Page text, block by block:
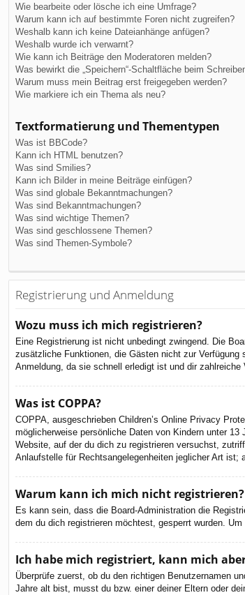
Wie bearbeite oder lösche ich eine Umfrage?
Warum kann ich auf bestimmte Foren nicht zugreifen?
Weshalb kann ich keine Dateianhänge anfügen?
Weshalb wurde ich verwarnt?
Wie kann ich Beiträge den Moderatoren melden?
Was bewirkt die „Speichern“-Schaltfläche beim
Warum muss mein Beitrag erst freigegeben werden?
Wie markiere ich ein Thema als neu?
Textformatierung und Thementypen
Was ist BBCode?
Kann ich HTML benutzen?
Was sind Smilies?
Kann ich Bilder in meine Beiträge einfügen?
Was sind globale Bekanntmachungen?
Was sind Bekanntmachungen?
Was sind wichtige Themen?
Was sind geschlossene Themen?
Was sind Themen-Symbole?
Registrierung und Anmeldung
Wozu muss ich mich registrieren?
Eine Registrierung ist nicht unbedingt zwingend. Die
zusätzliche Funktionen, die Gästen nicht zur Verfügung
Anmeldung, da sie schnell erledigt ist und dir zahlreiche
Was ist COPPA?
COPPA, ausgeschrieben Children’s Online Privacy
möglicherweise persönliche Daten von Kindern unter
Website, auf der du dich zu registrieren versuchst,
Anlaufstelle für Rechtsangelegenheiten jeglicher Art ist;
Warum kann ich mich nicht registrieren?
Es kann sein, dass die Board-Administration die
dem du dich registrieren möchtest, gesperrt wurden.
Ich habe mich registriert, kann mich
Überprüfe zuerst, ob du den richtigen Benutzernamen
Jahre alt bist, musst du bzw. einer deiner Eltern oder